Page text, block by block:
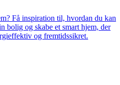
Få inspiration til, hvordan du kan
bolig og skabe et smart hjem, der
og fremtidssikret.